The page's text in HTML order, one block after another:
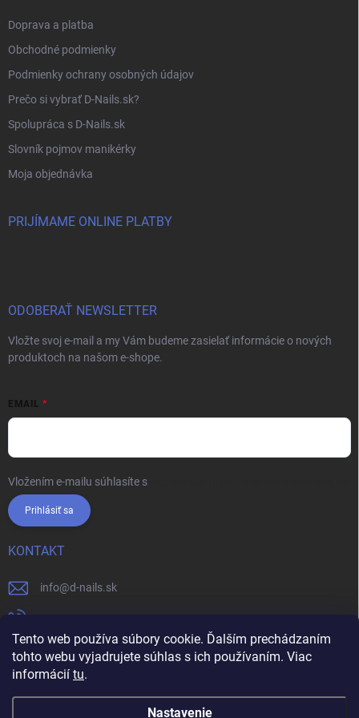
Tento web používa súbory cookie. Ďalším prechádzaním
tohto webu vyjadrujete súhlas s ich používaním. Viac
informácií tu.
Nastavenie
Doprava a platba
Obchodné podmienky
Podmienky ochrany osobných údajov
Prečo si vybrať D-Nails.sk?
Spolupráca s D-Nails.sk
Slovník pojmov manikérky
Moja objednávka
PRIJÍMAME ONLINE PLATBY
ODOBERAŤ NEWSLETTER
Vložte svoj e-mail a my Vám budeme zasielať informácie o nových
produktoch na našom e-shope.
EMAIL
Vložením e-mailu súhlasíte s
Prihlásiť sa
KONTAKT
info@d-nails.sk
https://www.facebook.com/dnails.sk/
dnails.sk/